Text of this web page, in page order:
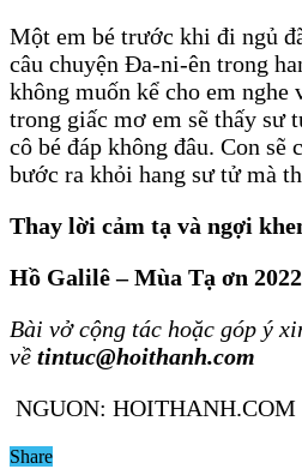
Một em bé trước khi đi ngủ
câu chuyện Đa-ni-ên trong
không muốn kể cho em nghe
trong giấc mơ em sẽ thấy sư
cô bé đáp không đâu. Con
bước ra khỏi hang sư tử mà
Thay lời cảm tạ và ngợi
Hồ Galilê – Mùa Tạ ơn 2022
Bài vở cộng tác hoặc góp ý
về tintuc@hoithanh.com
NGUON: HOITHANH.COM
Share